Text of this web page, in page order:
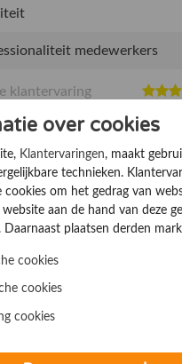
medewerkers
klantervaring
ervaring
De klant kent ons van:
met
over cookies
Klantervaringen, maakt
technieken.
om het gedrag van
website aan de hand van deze
Daarnaast plaatsen derden
worden
voor deze verwerking wanneer
aanpassen in de
cookies
cookies
cookies